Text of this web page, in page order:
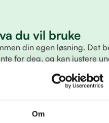
Om
du vil bruke
din egen løsning. Det
for deg, og kan justere